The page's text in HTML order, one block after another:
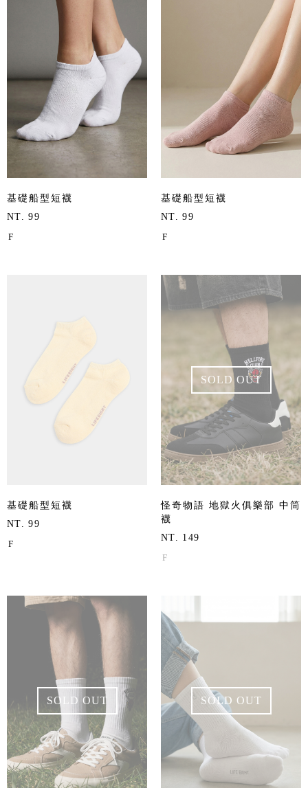
基礎船型短襪
NT. 99
F
基礎船型短襪
NT. 99
F
基礎船型短襪
NT. 99
F
SOLD OUT
怪奇物語 地獄火俱樂部 中筒
襪
NT. 149
F
SOLD OUT SOLD OUT